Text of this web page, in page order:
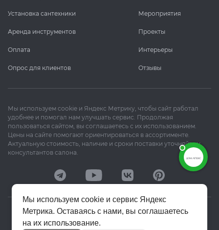
Установка сантехники
Аренда инструментов
Оплата
Опрос для клиентов
Мероприятия
Проекты
Интерьеры
Отзывы
Мы используем cookie и Яндекс Метрику, чтобы сайт работал
удобнее и помогал нам улучшать сервис. Продолжая
пользоваться сайтом, вы соглашаетесь с их использованием.
Цены на сайте помогают ориентироваться в ассортименте.
Актуальную стоимость, наличие и сроки поставки уточняйте у
консультантов салона.
© 2020–2026 «Апекс»
Мы используем cookie и сервис Яндекс
Метрика. Оставаясь с нами, вы соглашаетесь
на их использование.